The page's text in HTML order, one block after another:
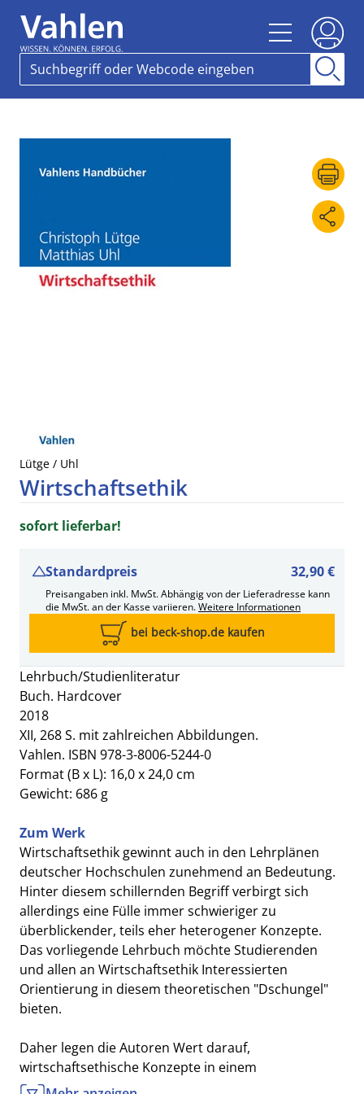
Lütge / Uhl
Wirtschaftsethik
Lehrbuch/Studienliteratur
Buch. Hardcover
2018
XII, 268 S. mit zahlreichen Abbildungen.
Vahlen. ISBN 978-3-8006-5244-0
Format (B x L): 16,0 x 24,0 cm
Gewicht: 686 g
Zum Werk
Wirtschaftsethik gewinnt auch in den Lehrplänen
deutscher Hochschulen zunehmend an Bedeutung.
Hinter diesem schillernden Begriff verbirgt sich
allerdings eine Fülle immer schwieriger zu
überblickender, teils eher heterogener Konzepte.
Das vorliegende Lehrbuch möchte Studierenden
und allen an Wirtschaftsethik Interessierten
Orientierung in diesem theoretischen "Dschungel"
bieten.
Daher legen die Autoren Wert darauf,
wirtschaftsethische Konzepte in einem
Gesamtzusammenhang zu diskutieren. Sie
sofort lieferbar!
Standardpreis 32,90 €
Preisangaben inkl. MwSt. Abhängig von der Lieferadresse kann
die MwSt. an der Kasse variieren.Weitere Informationen
bei beck-shop.de kaufen